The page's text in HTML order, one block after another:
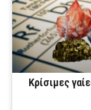
Κρίσιμες